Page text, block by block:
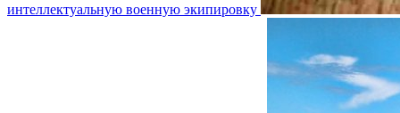
интеллектуальную военную экипировку